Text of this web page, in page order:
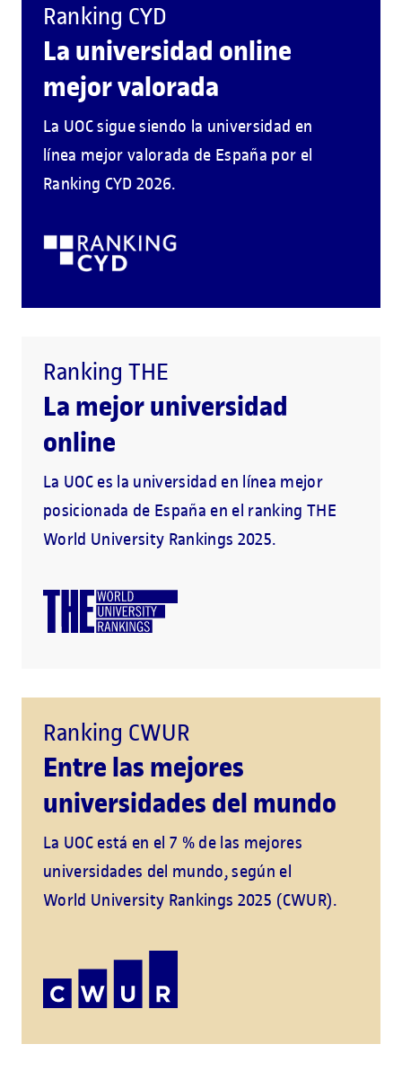
Ranking CYD
La universidad online
mejor valorada
La UOC sigue siendo la universidad en
línea mejor valorada de España por el
Ranking CYD 2026.
Ranking THE
La mejor universidad
online
La UOC es la universidad en línea mejor
posicionada de España en el ranking THE
World University Rankings 2025.
Ranking CWUR
Entre las mejores
universidades del mundo
La UOC está en el 7 % de las mejores
universidades del mundo, según el
World University Rankings 2025 (CWUR).